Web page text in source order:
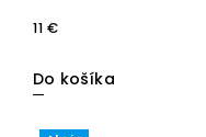
11 €
Do košíka